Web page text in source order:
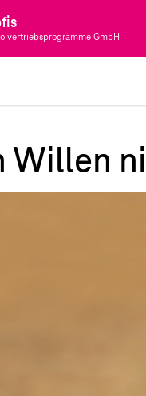
vertriebsprogramme GmbH
Willen